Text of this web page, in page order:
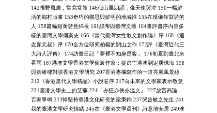
142視野寬廣，常寫常新 146似山風朗誦，像天使哭泣 150一幅鮮
活的鄉村版畫 153奇巧的構思與鮮明的地域性 155在殯儀館寫詩的
人 158篇幅短而詩意綿長 161綠蒂與臺灣文壇 164書評書序內容多
樣的臺灣文學個案史 166《當代臺灣女性散文創作論》序 168《追
念顏元叔》序 170全方位研究柏楊的開山之作 172評《臺灣近代三
大詩人評傳》 174訪臺日記「夢裡不知身是客」 176初夏到臺北來
看雨 187港澳文學香港文學偷渡作家：從逃亡港澳到定居珠海 198
與黃維樑對談香港文學研究 207香港專欄寫作的一道亮麗風景線
212《香港當代文學精品》小說卷序 217向未來的文學家表示敬意
221臺港文學史上的艾蕪 224「亦狂亦俠亦溫文」 227放言高論，
百家爭鳴 233悼堅持香港文化研究的梁秉鈞 237哭曾敏之先生 241
我的臺港文學研究情結 245在《臺港文學選刊》詩意地安居 249澳